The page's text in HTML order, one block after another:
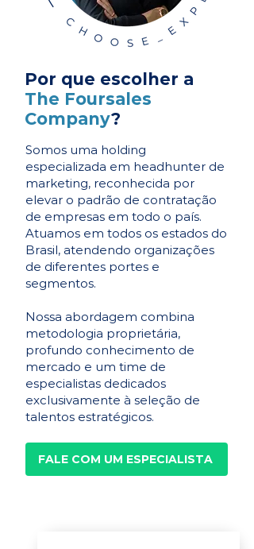
Por que escolher a
The Foursales
Company?
Somos uma holding
especializada em headhunter de
marketing, reconhecida por
elevar o padrão de contratação
de empresas em todo o país.
Atuamos em todos os estados do
Brasil, atendendo organizações
de diferentes portes e
segmentos.
Nossa abordagem combina
metodologia proprietária,
profundo conhecimento de
mercado e um time de
especialistas dedicados
exclusivamente à seleção de
talentos estratégicos.
FALE COM UM ESPECIALISTA